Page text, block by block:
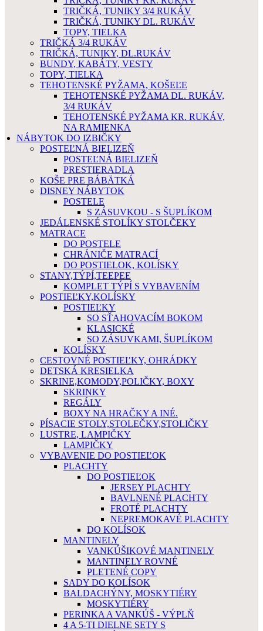
TRIČKÁ, TUNIKY 3/4 RUKÁV
TRIČKÁ, TUNIKY DL. RUKÁV
TOPY, TIELKA
TRIČKÁ 3/4 RUKÁV
TRIČKÁ, TUNIKY, DL.RUKÁV
BUNDY, KABÁTY, VESTY
TOPY, TIELKA
TEHOTENSKÉ PYŽAMA, KOŠEĽE
TEHOTENSKÉ PYŽAMA DL. RUKÁV,
3/4 RUKÁV
TEHOTENSKÉ PYŽAMA KR. RUKÁV,
NA RAMIENKA
NÁBYTOK DO IZBIČKY
POSTEĽNÁ BIELIZEŇ
POSTEĽNÁ BIELIZEŇ
PRESTIERADLA
KOŠE PRE BÁBÄTKÁ
DISNEY NÁBYTOK
POSTELE
S ZÁSUVKOU - S ŠUPLÍKOM
JEDÁLENSKÉ STOLÍKY STOLČEKY
MATRACE
DO POSTELE
CHRÁNIČE MATRACÍ
DO POSTIELOK, KOLÍSKY
STANY,TÝPÍ,TEEPEE
KOMPLET TÝPÍ S VYBAVENÍM
POSTIEĽKY,KOLÍSKY
POSTIEĽKY
SO SŤAHOVACÍM BOKOM
KLASICKÉ
SO ZÁSUVKAMI, ŠUPLÍKOM
KOLÍSKY
CESTOVNÉ POSTIEĽKY, OHRÁDKY
DETSKÁ KRESIELKA
SKRINE,KOMODY,POLIČKY, BOXY
SKRINKY
REGÁLY
BOXY NA HRAČKY A INÉ.
PÍSACIE STOLY,STOLEČKY,STOLIČKY
LUSTRE, LAMPIČKY
LAMPIČKY
VYBAVENIE DO POSTIEĽOK
PLACHTY
DO POSTIEĽOK
JERSEY PLACHTY
BAVLNENÉ PLACHTY
FROTÉ PLACHTY
NEPREMOKAVÉ PLACHTY
DO KOLÍSOK
MANTINELY
VANKÚŠIKOVÉ MANTINELY
MANTINELY ROVNÉ
PLETENÉ COPY
SADY DO KOLÍSOK
BALDACHÝNY, MOSKYTIÉRY
MOSKYTIÉRY
PERINKA A VANKÚŠ - VÝPLŇ
4 A 5-TI DIELNE SETY S